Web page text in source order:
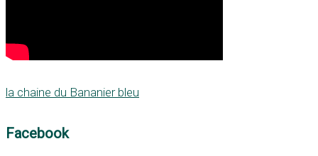
la chaine du Bananier bleu
Facebook